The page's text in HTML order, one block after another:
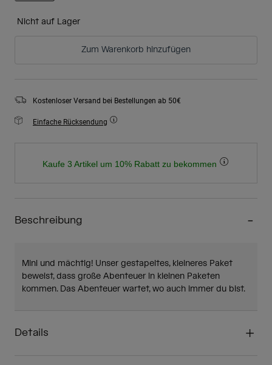
Nicht auf Lager
Zum Warenkorb hinzufügen
Kostenloser Versand bei Bestellungen ab 50€
Einfache Rücksendung
Kaufe 3 Artikel um 10% Rabatt zu bekommen
Beschreibung
Mini und mächtig! Unser gestapeltes, kleineres Paket
beweist, dass große Abenteuer in kleinen Paketen
kommen. Das Abenteuer wartet, wo auch immer du bist.
Details